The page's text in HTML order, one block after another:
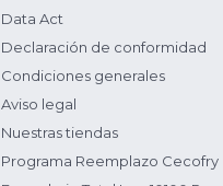
Data Act
Declaración de conformidad
Condiciones generales
Aviso legal
Nuestras tiendas
Programa Reemplazo Cecofry